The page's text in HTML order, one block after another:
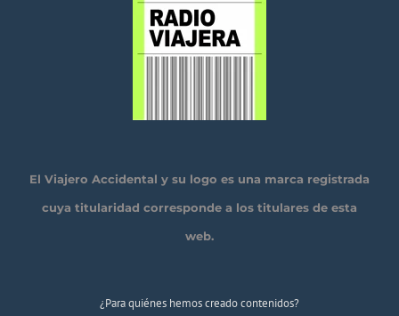
El Viajero Accidental y su logo es una marca registrada
cuya titularidad corresponde a los titulares de esta
web.
¿Para quiénes hemos creado contenidos?